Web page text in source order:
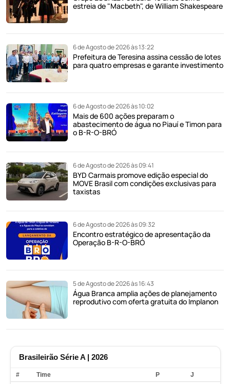
estreia de "Macbeth", de William Shakespeare
6 de Agosto de 2026 às 13:22
Prefeitura de Teresina assina cessão de lotes
para quatro empresas e garante investimento
6 de Agosto de 2026 às 10:02
Mais de 600 ações preparam o
abastecimento de água no Piauí e Timon para
o B-R-O-BRÓ
6 de Agosto de 2026 às 09:41
BYD Carmais promove edição especial do
MOVE Brasil com condições exclusivas para
taxistas
6 de Agosto de 2026 às 09:32
Encontro estratégico de apresentação da
Operação B-R-O-BRÓ
5 de Agosto de 2026 às 16:43
Água Branca amplia ações de planejamento
reprodutivo com oferta gratuita do Implanon